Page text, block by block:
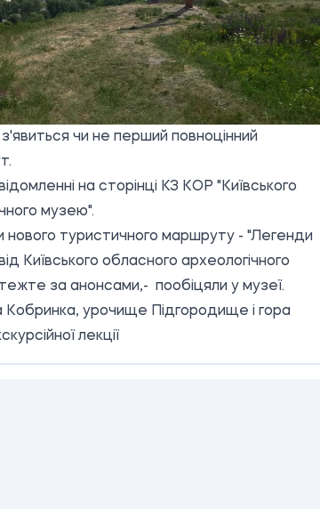
чи не перший повноцінний
на сторінці КЗ КОР "Київського
музею".
нового туристичного маршруту - "Легенди
Київського обласного археологічного
за анонсами,- пообіцяли у музеї.
Кобринка, урочище Підгородище і гора
лекції